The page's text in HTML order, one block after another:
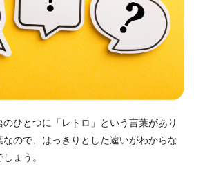
のひとつに「レトロ」という言葉があり
なので、はっきりとした違いがわからな
ょう。